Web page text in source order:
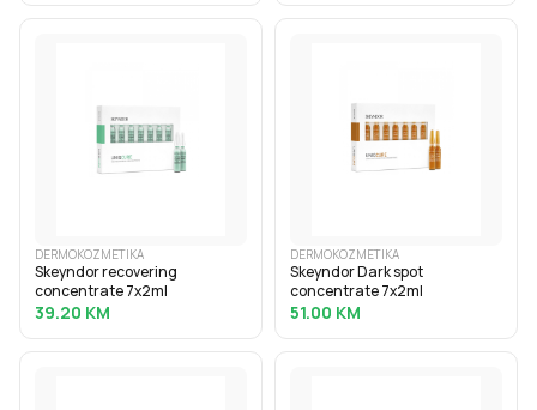
DERMOKOZMETIKA
Skeyndor recovering
concentrate 7x2ml
39.20 KM
DERMOKOZMETIKA
Skeyndor Dark spot
concentrate 7x2ml
51.00 KM